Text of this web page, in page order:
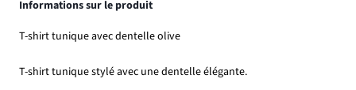
Informations sur le produit
T-shirt tunique avec dentelle olive
T-shirt tunique stylé avec une dentelle élégante.